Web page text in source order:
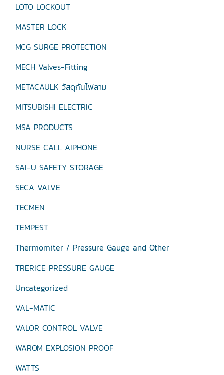
LOTO LOCKOUT
MASTER LOCK
MCG SURGE PROTECTION
MECH Valves-Fitting
METACAULK วัสดุกันไฟลาม
MITSUBISHI ELECTRIC
MSA PRODUCTS
NURSE CALL AIPHONE
SAI-U SAFETY STORAGE
SECA VALVE
TECMEN
TEMPEST
Thermomiter / Pressure Gauge and Other
TRERICE PRESSURE GAUGE
Uncategorized
VAL-MATIC
VALOR CONTROL VALVE
WAROM EXPLOSION PROOF
WATTS